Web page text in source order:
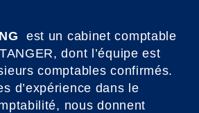
est un cabinet comptable
dont l’équipe est
comptables confirmés.
d’expérience dans le
nous donnent